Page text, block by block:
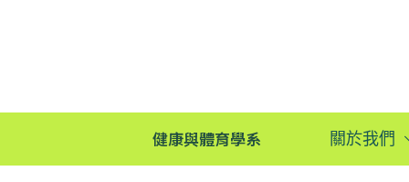
健康與體育學系 關於我們